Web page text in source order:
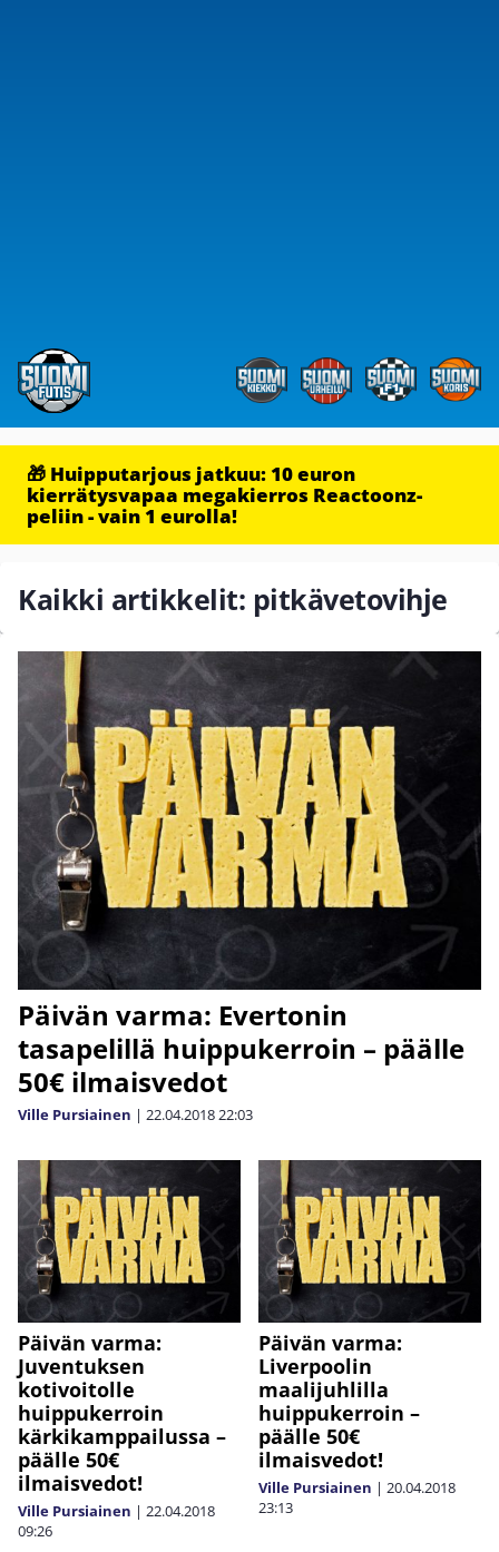
🎁 Huipputarjous jatkuu: 10 euron
kierrätysvapaa megakierros Reactoonz-
peliin - vain 1 eurolla!
Kaikki artikkelit: pitkävetovihje
Päivän varma: Evertonin
tasapelillä huippukerroin – päälle
50€ ilmaisvedot
Ville Pursiainen | 22.04.201822:03
Päivän varma:
Juventuksen
kotivoitolle
huippukerroin
kärkikamppailussa –
päälle 50€
ilmaisvedot!
Ville Pursiainen | 22.04.2018
09:26
Päivän varma:
Liverpoolin
maalijuhlilla
huippukerroin –
päälle 50€
ilmaisvedot!
Ville Pursiainen | 20.04.2018
23:13